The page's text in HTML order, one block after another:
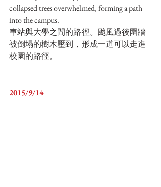
collapsed trees overwhelmed, forming a path
into the campus.
車站與大學之間的路徑。颱風過後圍牆
被倒塌的樹木壓到，形成一道可以走進
校園的路徑。
2015/9/14